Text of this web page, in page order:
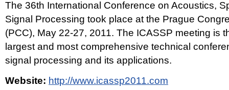
The 36th International Conference on Acoustics,
Signal Processing took place at the Prague
(PCC), May 22-27, 2011. The ICASSP meeting is
largest and most comprehensive technical
signal processing and its applications.
Website: http://www.icassp2011.com